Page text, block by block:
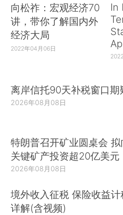
向松祚：宏观经济70
讲，带你了解国内外
经济大局
2022年04月06日
In
离岸信托90天补税窗口期
2026年08月08日
特朗普召开矿业圆桌会 拟
关键矿产投资超20亿美元
2026年08月08日
境外收入征税 保险收益计
详解(含视频)